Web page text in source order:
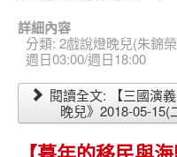
詳細內容
分類: 2戲說燈晚兒(朱錦
週日03:00/週日18:00
閱讀全文: 【三國演
晚兒》2018-05-15(